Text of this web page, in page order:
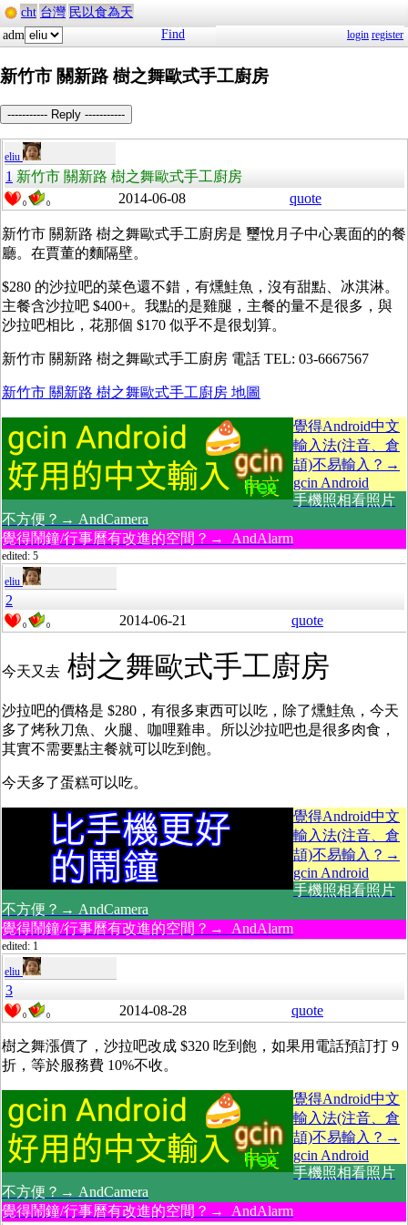
cht 台灣 民以食為天
adm
Find login register
新竹市 關新路 樹之舞歐式手工廚房
----------- Reply -----------
eliu
1 新竹市 關新路 樹之舞歐式手工廚房
0 0 2014-06-08 quote
新竹市 關新路 樹之舞歐式手工廚房是 璽悅月子中心裏面的的餐
廳。在賈董的麵隔壁。
$280 的沙拉吧的菜色還不錯，有燻鮭魚，沒有甜點、冰淇淋。
主餐含沙拉吧 $400+。我點的是雞腿，主餐的量不是很多，與
沙拉吧相比，花那個 $170 似乎不是很划算。
新竹市 關新路 樹之舞歐式手工廚房 電話 TEL: 03-6667567
新竹市 關新路 樹之舞歐式手工廚房 地圖
覺得Android中文
輸入法(注音、倉
頡)不易輸入？→
gcin Android
手機照相看照片
不方便？→ AndCamera
覺得鬧鐘/行事曆有改進的空間？→ AndAlarm
edited: 5
eliu
2
0 0 2014-06-21 quote
今天又去 樹之舞歐式手工廚房
沙拉吧的價格是 $280，有很多東西可以吃，除了燻鮭魚，今天
多了烤秋刀魚、火腿、咖哩雞串。所以沙拉吧也是很多肉食，
其實不需要點主餐就可以吃到飽。
今天多了蛋糕可以吃。
覺得Android中文
輸入法(注音、倉
頡)不易輸入？→
gcin Android
手機照相看照片
不方便？→ AndCamera
覺得鬧鐘/行事曆有改進的空間？→ AndAlarm
edited: 1
eliu
3
0 0 2014-08-28 quote
樹之舞漲價了，沙拉吧改成 $320 吃到飽，如果用電話預訂打 9
折，等於服務費 10%不收。
覺得Android中文
輸入法(注音、倉
頡)不易輸入？→
gcin Android
手機照相看照片
不方便？→ AndCamera
覺得鬧鐘/行事曆有改進的空間？→ AndAlarm